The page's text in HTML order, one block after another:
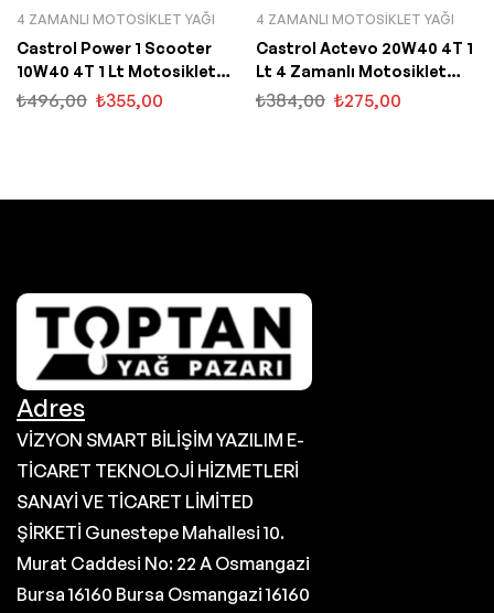
4 ZAMANLI MOTOSIKLET YAĞI
Castrol Power 1 Scooter
10W40 4T 1 Lt Motosiklet
Yağı
₺496,00 ₺355,00
4 ZAMANLI MOTOSIKLET YAĞI
Castrol Actevo 20W40 4T 1
Lt 4 Zamanlı Motosiklet
Yağı
₺384,00 ₺275,00
Adres
VİZYON SMART BİLİŞİM YAZILIM E-
TİCARET TEKNOLOJİ HİZMETLERİ
SANAYİ VE TİCARET LİMİTED
ŞİRKETİ Gunestepe Mahallesi 10.
Murat Caddesi No: 22 A Osmangazi
Bursa 16160 Bursa Osmangazi 16160